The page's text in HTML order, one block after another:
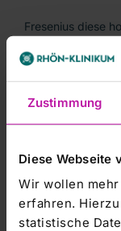
Zustimmung
Diese Webseite
Wir wollen
erfahren.
statistische
Fresenius diese
sei das Chance/
unattraktiv./gl/mis/